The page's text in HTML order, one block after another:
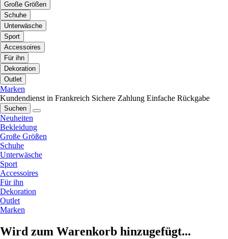
Große Größen
Schuhe
Unterwäsche
Sport
Accessoires
Für ihn
Dekoration
Outlet
Marken
Kundendienst in Frankreich Sichere Zahlung Einfache Rückgabe
Suchen
Neuheiten
Bekleidung
Große Größen
Schuhe
Unterwäsche
Sport
Accessoires
Für ihn
Dekoration
Outlet
Marken
Wird zum Warenkorb hinzugefügt...